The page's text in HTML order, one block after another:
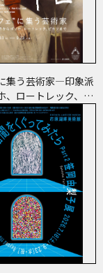
集う芸術家―印象派
、ロートレック、ピ